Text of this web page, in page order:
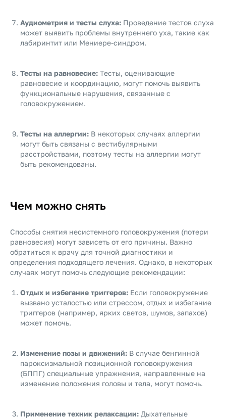
Аудиометрия и тесты слуха: Проведение тестов слуха
может выявить проблемы внутреннего уха, такие как
лабиринтит или Мениере-синдром.
Тесты на равновесие: Тесты, оценивающие
равновесие и координацию, могут помочь выявить
функциональные нарушения, связанные с
головокружением.
Тесты на аллергии: В некоторых случаях аллергии
могут быть связаны с вестибулярными
расстройствами, поэтому тесты на аллергии могут
быть рекомендованы.
Чем можно снять
Способы снятия несистемного головокружения (потери
равновесия) могут зависеть от его причины. Важно
обратиться к врачу для точной диагностики и
определения подходящего лечения. Однако, в некоторых
случаях могут помочь следующие рекомендации:
Отдых и избегание триггеров: Если головокружение
вызвано усталостью или стрессом, отдых и избегание
триггеров (например, ярких светов, шумов, запахов)
может помочь.
Изменение позы и движений: В случае бенгинной
пароксизмальной позиционной головокружения
(БППГ) специальные упражнения, направленные на
изменение положения головы и тела, могут помочь.
Применение техник релаксации: Дыхательные